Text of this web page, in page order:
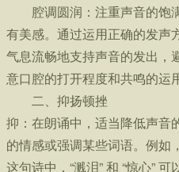
腔调圆润：注重声音的饱
有美感。通过运用正确的发声
气息流畅地支持声音的发出，
意口腔的打开程度和共鸣的运
二、抑扬顿挫
抑：在朗诵中，适当降低声音
的情感或强调某些词语。例如
这句诗中，“溅泪” 和 “惊心”